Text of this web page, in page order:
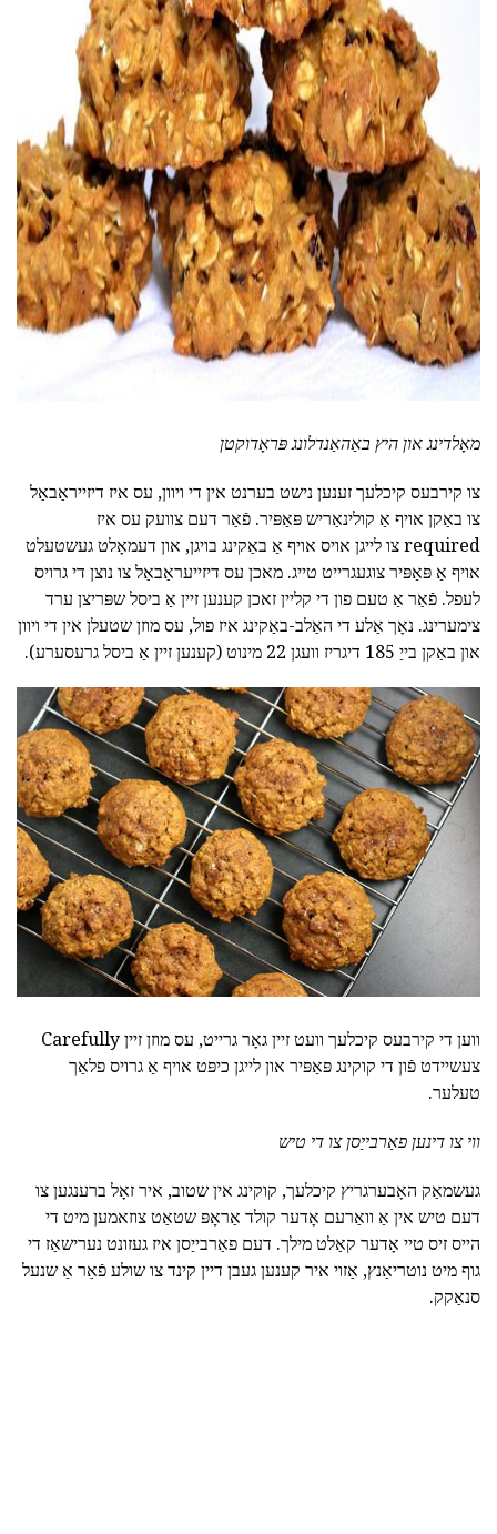
ad
מאָלדינג און היץ באַהאַנדלונג פּראָדוקטן
צו קירבעס קיכלעך זענען נישט בערנט אין די ויוון, עס איז דיזייראַבאַל
צו באַקן אויף אַ קולינאַריש פּאַפּיר. פֿאַר דעם צוועק עס איז
required צו לייגן אויס אויף אַ באַקינג בויגן, און דעמאָלט געשטעלט
אויף אַ פּאַפּיר צוגעגרייט טייג. מאכן עס דיזייעראַבאַל צו נוצן די גרויס
לעפל. פֿאַר אַ טעם פון די קליין זאכן קענען זיין אַ ביסל שפּריצן ערד
צימערינג. נאָך אַלע די האַלב-באַקינג איז פול, עס מוזן שטעלן אין די ויוון
און באַקן בייַ 185 דיגריז וועגן 22 מינוט (קענען זיין אַ ביסל גרעסערע).
ווען די קירבעס קיכלעך וועט זיין גאָר גרייט, עס מוזן זיין Carefully
צעשיידט פֿון די קוקינג פּאַפּיר און לייגן כיפּט אויף אַ גרויס פלאַך
טעלער.
ווי צו דינען פאַרבייַסן צו די טיש
געשמאַק האָבערגריץ קיכלעך, קוקינג אין שטוב, איר זאָל ברענגען צו
דעם טיש אין אַ וואַרעם אָדער קולד אַראָפּ שטאַט צוזאמען מיט די
הייס זיס טיי אָדער קאַלט מילך. דעם פאַרבייַסן איז געזונט נערישאַז די
גוף מיט נוטריאַנץ, אַזוי איר קענען געבן דיין קינד צו שולע פֿאַר אַ שנעל
סנאַקק.